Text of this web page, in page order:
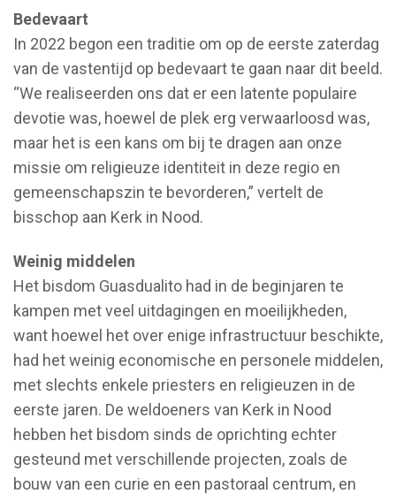
Bedevaart
In 2022 begon een traditie om op de eerste zaterdag
van de vastentijd op bedevaart te gaan naar dit beeld.
“We realiseerden ons dat er een latente populaire
devotie was, hoewel de plek erg verwaarloosd was,
maar het is een kans om bij te dragen aan onze
missie om religieuze identiteit in deze regio en
gemeenschapszin te bevorderen,” vertelt de
bisschop aan Kerk in Nood.
Weinig middelen
Het bisdom Guasdualito had in de beginjaren te
kampen met veel uitdagingen en moeilijkheden,
want hoewel het over enige infrastructuur beschikte,
had het weinig economische en personele middelen,
met slechts enkele priesters en religieuzen in de
eerste jaren. De weldoeners van Kerk in Nood
hebben het bisdom sinds de oprichting echter
gesteund met verschillende projecten, zoals de
bouw van een curie en een pastoraal centrum, en